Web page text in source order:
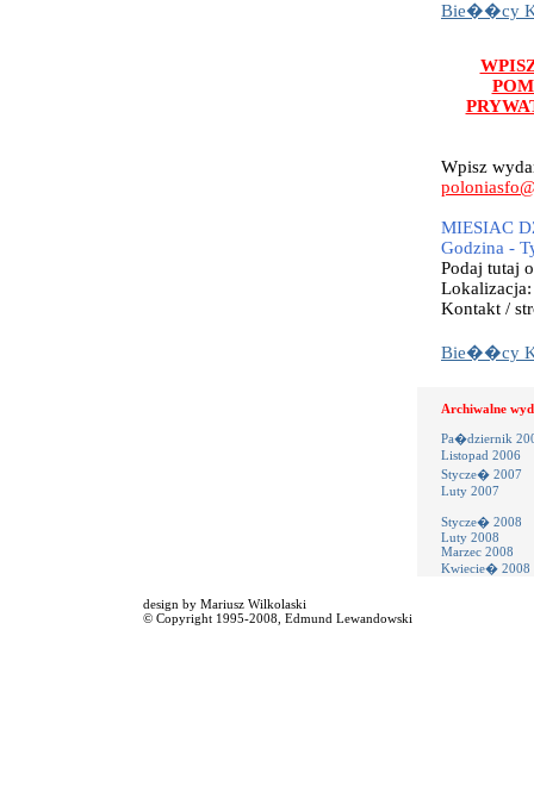
Bie��cy
Wpisz
MIESIAC
Godzina -
Podaj tutaj
Kontakt /
Bie��cy
Archiwalne
Pa�dziernik
Listopad 2006
Stycze� 2007
Luty 2007
Stycze� 2008
Luty 2008
Marzec 2008
Kwiecie� 2008
design by Mariusz Wilkolaski
© Copyright 1995-2008, Edmund Lewandowski